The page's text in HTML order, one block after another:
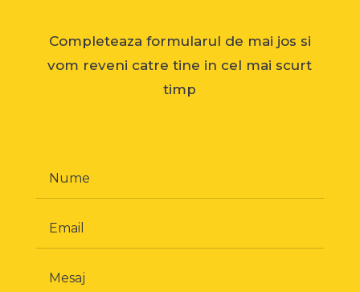
Completeaza formularul de mai jos si
vom reveni catre tine in cel mai scurt
timp